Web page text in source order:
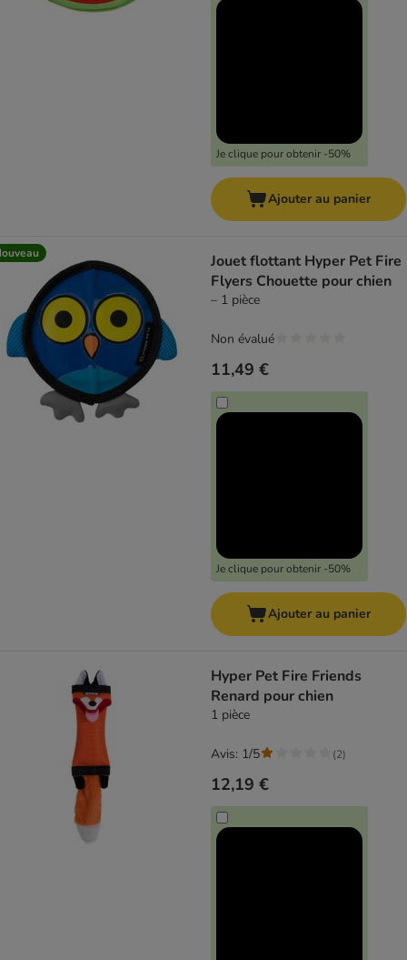
Je clique pour obtenir -50%
Ajouter au panier
Jouet flottant Hyper Pet Fire
Flyers Chouette pour chien
– 1 pièce
11,49 €
Je clique pour obtenir -50%
Non évalué
Ajouter au panier
Hyper Pet Fire Friends
Renard pour chien
1 pièce
12,19 €
Avis: 1/5 (2)